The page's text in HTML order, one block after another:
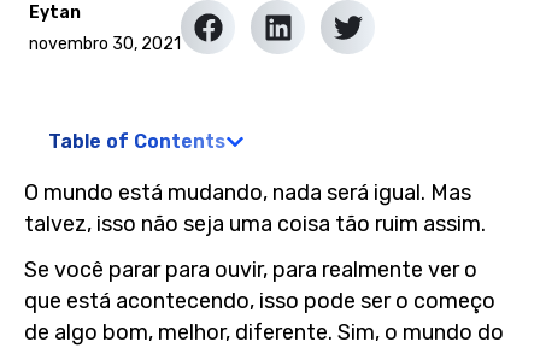
Eytan
novembro 30, 2021
Table of Contents
O mundo está mudando, nada será igual. Mas
talvez, isso não seja uma coisa tão ruim assim.
Se você parar para ouvir, para realmente ver o
que está acontecendo, isso pode ser o começo
de algo bom, melhor, diferente. Sim, o mundo do